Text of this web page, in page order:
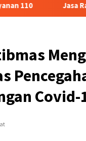
Jasa Raharja
Covid-